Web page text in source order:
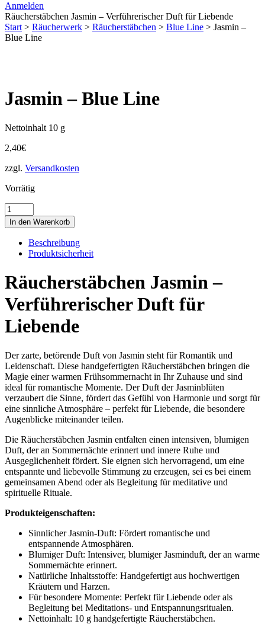
Anmelden
Räucherstäbchen Jasmin – Verführerischer Duft für Liebende
Start > Räucherwerk > Räucherstäbchen > Blue Line > Jasmin –
Blue Line
Jasmin – Blue Line
Nettoinhalt 10 g
2,40€
zzgl. Versandkosten
Vorrätig
Jasmin
-
Blue
Line
Menge
In den Warenkorb
Beschreibung
Produktsicherheit
Räucherstäbchen Jasmin –
Verführerischer Duft für
Liebende
Der zarte, betörende Duft von Jasmin steht für Romantik und
Leidenschaft. Diese handgefertigten Räucherstäbchen bringen die
Magie einer warmen Frühsommernacht in Ihr Zuhause und sind
ideal für romantische Momente. Der Duft der Jasminblüten
verzaubert die Sinne, fördert das Gefühl von Harmonie und sorgt für
eine sinnliche Atmosphäre – perfekt für Liebende, die besondere
Augenblicke miteinander teilen.
Die Räucherstäbchen Jasmin entfalten einen intensiven, blumigen
Duft, der an Sommernächte erinnert und innere Ruhe und
Ausgeglichenheit fördert. Sie eignen sich hervorragend, um eine
entspannte und liebevolle Stimmung zu erzeugen, sei es bei einem
gemeinsamen Abend oder als Begleitung für meditative und
spirituelle Rituale.
Produkteigenschaften:
Sinnlicher Jasmin-Duft: Fördert romantische und
entspannende Atmosphären.
Blumiger Duft: Intensiver, blumiger Jasminduft, der an warme
Sommernächte erinnert.
Natürliche Inhaltsstoffe: Handgefertigt aus hochwertigen
Kräutern und Harzen.
Für besondere Momente: Perfekt für Liebende oder als
Begleitung bei Meditations- und Entspannungsritualen.
Nettoinhalt: 10 g handgefertigte Räucherstäbchen.